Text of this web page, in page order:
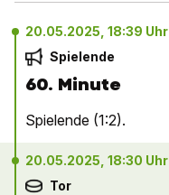
20.05.2025, 18:39 Uhr
Spielende
60. Minute
Spielende (1:2).
20.05.2025, 18:30 Uhr
Tor